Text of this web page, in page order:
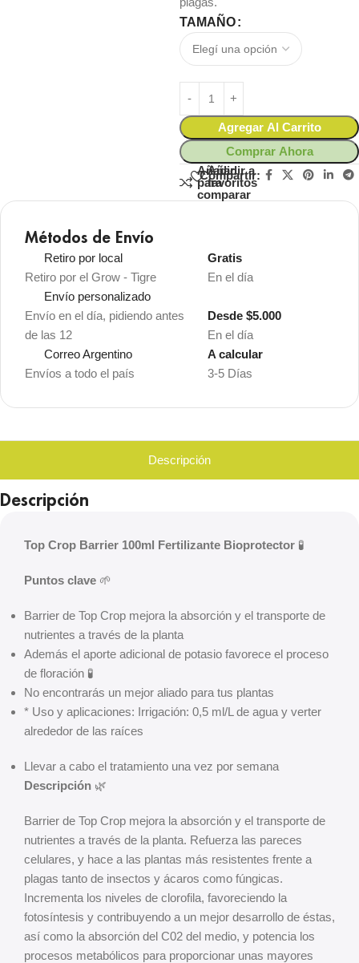
TAMAÑO
Agregar Al Carrito
Comprar Ahora
Añadir
para
comparar
Añadir a
favoritos
Compartir:
Métodos de Envío
Retiro por local
Retiro por el Grow - Tigre
En el día
Gratis
Envío personalizado
Envío en el día, pidiendo antes
de las 12
En el día
Desde $5.000
Correo Argentino
Envíos a todo el país
3-5 Días
A calcular
Descripción
Descripción
Top Crop Barrier 100ml Fertilizante Bioprotector 🧪
Puntos clave 🌱
Barrier de Top Crop mejora la absorción y el transporte de
nutrientes a través de la planta
Además el aporte adicional de potasio favorece el proceso
de floración 🧪
No encontrarás un mejor aliado para tus plantas
* Uso y aplicaciones: Irrigación: 0,5 ml/L de agua y verter
alrededor de las raíces
Llevar a cabo el tratamiento una vez por semana
Descripción 🌿
Barrier de Top Crop mejora la absorción y el transporte de
nutrientes a través de la planta. Refuerza las pareces
celulares, y hace a las plantas más resistentes frente a
plagas tanto de insectos y ácaros como fúngicas.
Incrementa los niveles de clorofila, favoreciendo la
fotosíntesis y contribuyendo a un mejor desarrollo de éstas,
así como la absorción del C02 del medio, y potencia los
procesos metabólicos para proporcionar unas mayores